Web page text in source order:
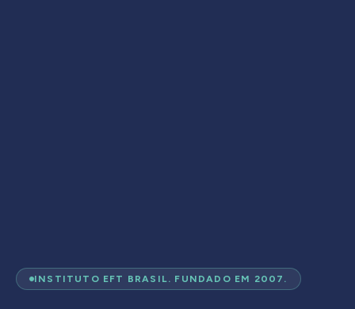
INSTITUTO EFT BRASIL. FUNDADO EM 2007.